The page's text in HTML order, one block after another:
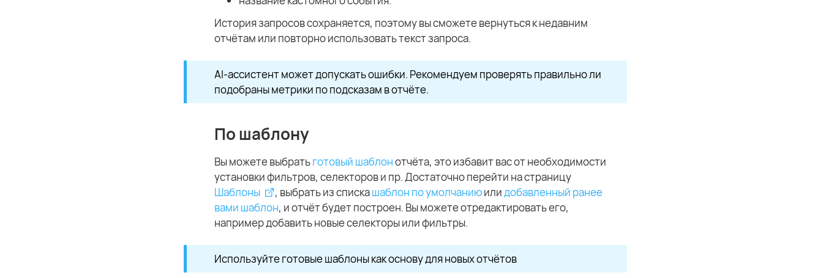
История запросов сохраняется, поэтому вы сможете вернуться к недавним
отчётам или повторно использовать текст запроса.
AI-ассистент может допускать ошибки. Рекомендуем проверять правильно ли
подобраны метрики по подсказам в отчёте.
По шаблону
Вы можете выбратьготовый шаблонотчёта, это избавит вас от необходимости
установки фильтров, селекторов и пр. Достаточно перейти на страницу
Шаблоны
, выбрать из спискашаблон по умолчаниюилидобавленный ранее
вами шаблон, и отчёт будет построен. Вы можете отредактировать его,
например добавить новые селекторы или фильтры.
Используйте готовые шаблоны как основу для новых отчётов